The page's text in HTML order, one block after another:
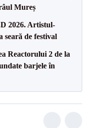
Mureș
2026. Artistul-
seară de festival
Reactorului 2 de la
barjele în